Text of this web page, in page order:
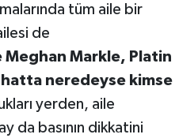
tüm aile bir
de
Meghan Markle, Platin
hatta neredeyse kimse
yerden, aile
da basının dikkatini